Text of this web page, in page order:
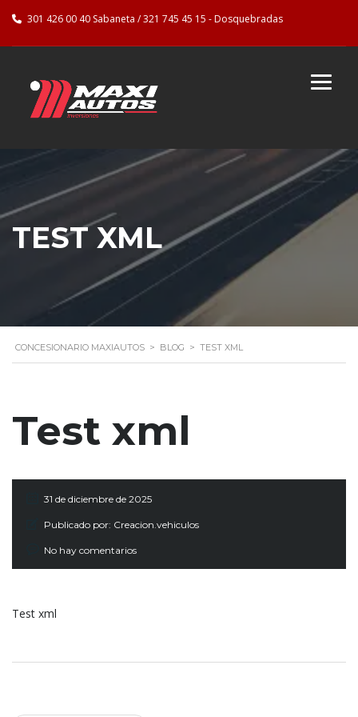
301 426 00 40 Sabaneta / 321 745 45 15 - Dosquebradas
TEST XML
CONCESIONARIO MAXIAUTOS > BLOG > TEST XML
Test xml
31 de diciembre de 2025
Publicado por: Creacion.vehiculos
No hay comentarios
Test xml